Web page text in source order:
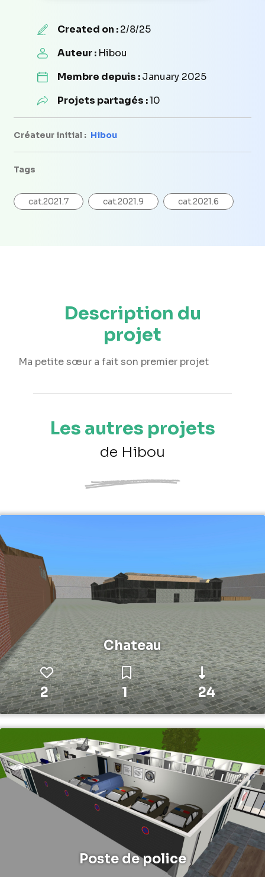
Created on :2/8/25
Auteur : Hibou
Membre depuis :January 2025
Projets partagés :10
Créateur initial : Hibou
Tags
cat.2021.7 cat.2021.9 cat.2021.6
Description du
projet
Ma petite sœur a fait son premier projet
Les autres projets
de Hibou
Chateau
2 1 24
Poste de police